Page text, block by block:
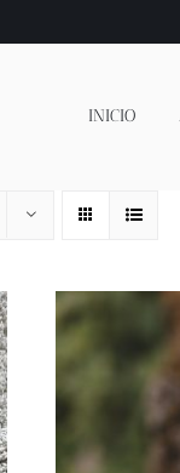
INICIO